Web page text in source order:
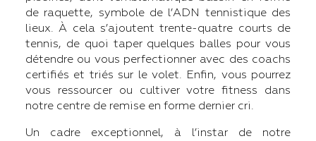
de raquette, symbole de l’ADN tennistique des
lieux. À cela s’ajoutent trente-quatre courts de
tennis, de quoi taper quelques balles pour vous
détendre ou vous perfectionner avec des coachs
certifiés et triés sur le volet. Enfin, vous pourrez
vous ressourcer ou cultiver votre fitness dans
notre centre de remise en forme dernier cri.
Un cadre exceptionnel, à l’instar de notre